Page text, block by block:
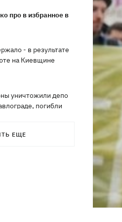
про в избранное в
- в результате
на Киевщине
уничтожили депо
погибли
ЕЩЕ